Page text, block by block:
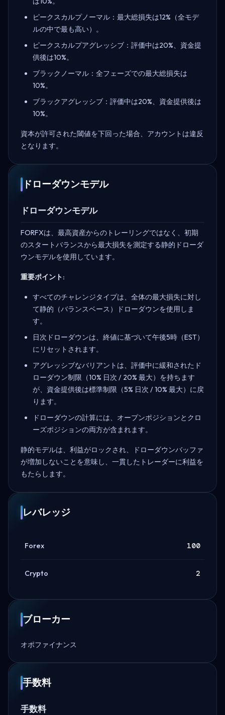
ピークスカルプノーマル：最大総損失は12%（全モデ
ルの中で最も高い）。
ピークスカルプアグレッシブ：評価中は20%、資金提
供後は10%。
ブラックノーマル：全フェーズでの最大総損失は
10%。
ブラックアグレッシブ：評価中は20%、資金提供後は
10%。
資本が許可された閾値を下回った場合、アカウントは違反
となります。
ドローダウンモデル
ドローダウンモデル
FORFXは、最高資産からのトレーリングではなく、初期
のスタートバランスから最大損失を測定する静的ドローダ
ウンモデルを使用しています。
重要ポイント:
すべてのチャレンジタイプは、全体の最大損失に対し
て静的（バランスベース）ドローダウンを使用しま
す。
日次ドローダウンは、終値に基づいて午後5時（EST）
にリセットされます。
アグレッシブなバリアントは、評価中に緩和されたド
ローダウン制限（10% 日次 / 20% 最大）を持ちます
が、資金提供後は標準制限（5% 日次 / 10% 最大）に戻
ります。
ドローダウンの計算には、オープンポジションとクロ
ーズポジションの両方が含まれます。
静的モデルは、利益がロックされ、ドローダウンバッファ
が増加しないことを意味し、一貫したトレーダーに利益を
もたらします。
レバレッジ
Forex 100
Crypto 2
ブローカー
オポファイナンス
手数料
手数料